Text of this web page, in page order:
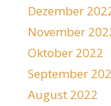
Dezember
November
Oktober 2022
September
August 2022